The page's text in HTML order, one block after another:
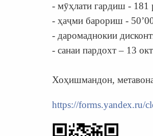
- мӯҳлати гардиш - 181
- ҳаҷми барориш -
- даромаднокии
- санаи пардохт – 13
Хоҳишмандон,
https://forms.yandex.ru/